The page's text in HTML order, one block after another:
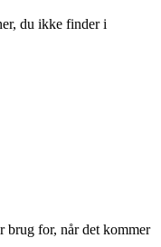
du ikke finder i
brug for, når det kommer